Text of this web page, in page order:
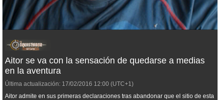
Aitor se va con la sensación de quedarse a medias
en la aventura
Última actualización: 17/02/2016 12:00 (UTC+1)
Aitor admite en sus primeras declaraciones tras abandonar que el sitio de esta